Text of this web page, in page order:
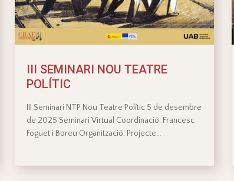
III SEMINARI NOU TEATRE
POLÍTIC
III Seminari NTP Nou Teatre Polític 5 de desembre
de 2025 Seminari Virtual Coordinació: Francesc
Foguet i Boreu Organització: Projecte…